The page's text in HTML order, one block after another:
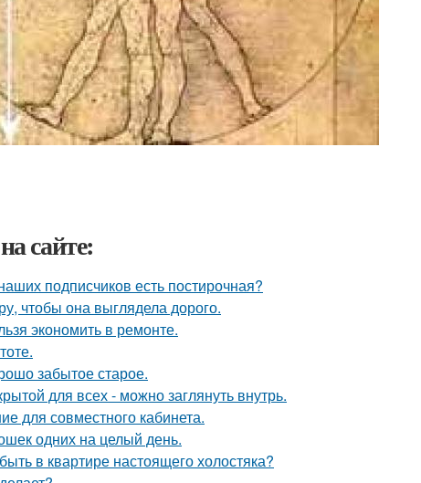
сайте:
подписчиков есть постирочная?
чтобы она выглядела дорого.
экономить в ремонте.
забытое старое.
для всех - можно заглянуть внутрь.
для совместного кабинета.
одних на целый день.
в квартире настоящего холостяка?